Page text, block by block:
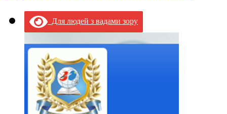
Для людей з вадами зору